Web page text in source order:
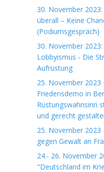
30. November
überall – Keine
(Podiumsgespräch)
30. November
Lobbyismus - Die
Aufrüstung
25. November 2023
Friedensdemo in
Rüstungswahnsinn
und gerecht
25. November
gegen Gewalt an
24.- 26. November
"Deutschland im